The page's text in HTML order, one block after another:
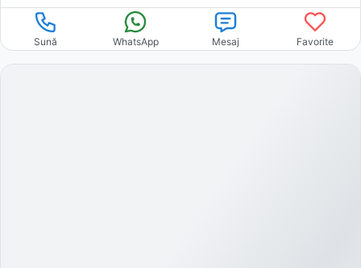
Sună WhatsApp Mesaj Favorite